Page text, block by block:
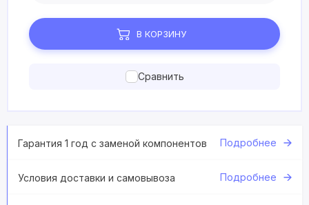
В КОРЗИНУ
Сравнить
Гарантия 1 год с заменой компонентов Подробнее
Условия доставки и самовывоза Подробнее